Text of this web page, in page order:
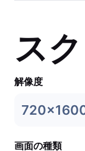
ス
解像度
画面の種類